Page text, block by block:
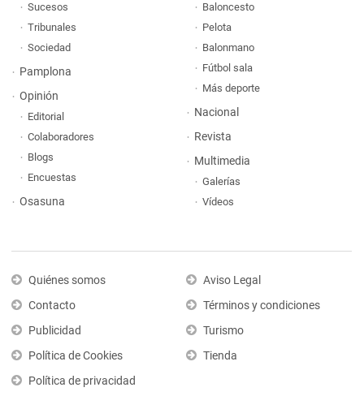
Sucesos
Tribunales
Sociedad
Pamplona
Opinión
Editorial
Colaboradores
Blogs
Encuestas
Osasuna
Baloncesto
Pelota
Balonmano
Fútbol sala
Más deporte
Nacional
Revista
Multimedia
Galerías
Vídeos
Quiénes somos
Contacto
Publicidad
Política de Cookies
Política de privacidad
Aviso Legal
Términos y condiciones
Turismo
Tienda